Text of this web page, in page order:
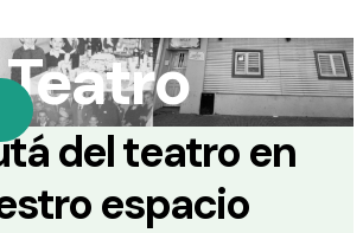
Teatro
del teatro en
espacio